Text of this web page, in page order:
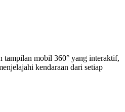
tampilan mobil 360° yang interaktif,
kendaraan dari setiap